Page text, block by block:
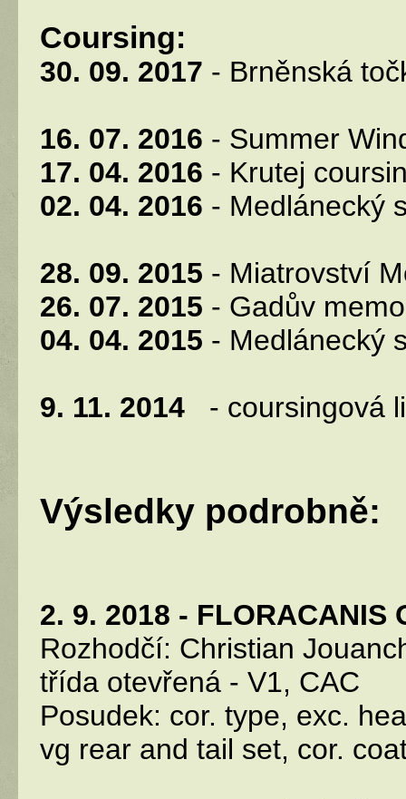
Coursing:
30. 09. 2017 - Brněnská
16. 07. 2016 - Summer
17. 04. 2016 - Krutej
02. 04. 2016 - Medlánecký
28. 09. 2015 - Miatrovství
26. 07. 2015 - Gadův
04. 04. 2015 - Medlánecký
9. 11. 2014 - coursingová
Výsledky podrobně:
2. 9. 2018 - FLORACANIS
Rozhodčí: Christian
třída otevřená - V1, CAC
Posudek: cor. type, exc.
vg rear and tail set, cor.